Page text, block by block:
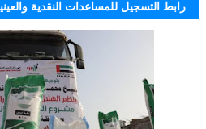
رابط التسجيل للمساعدات النقدية